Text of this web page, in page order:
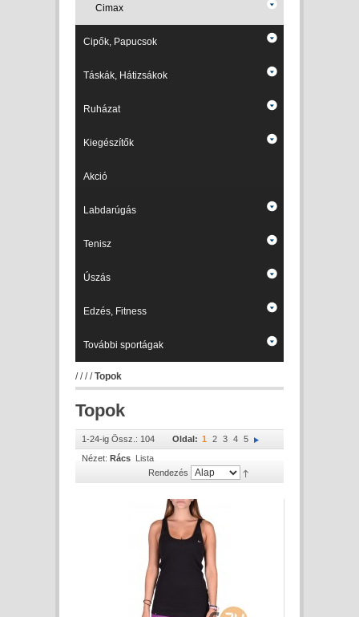
Cimax
Cipők, Papucsok
Táskák, Hátizsákok
Ruházat
Kiegészítők
Akció
Labdarúgás
Tenisz
Úszás
Edzés, Fitness
További sportágak
////Topok
Topok
1-24-ig Össz.: 104 Oldal: 1 2 3 4
5
Nézet: Rács Lista
Rendezés